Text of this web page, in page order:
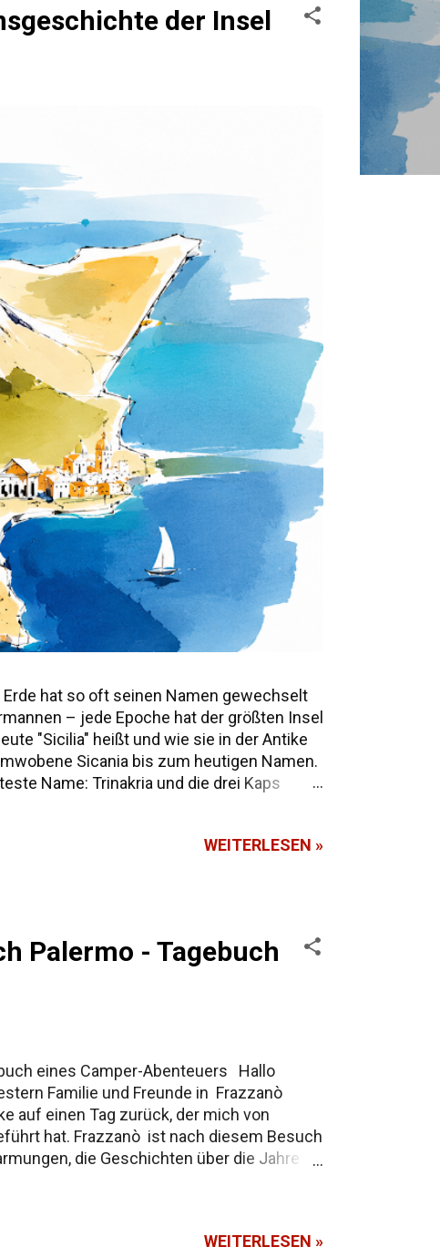
der Insel
hat so oft seinen Namen gewechselt
– jede Epoche hat der größten Insel
"Sicilia" heißt und wie sie in der Antike
Sicania bis zum heutigen Namen.
Name: Trinakria und die drei Kaps
WEITERLESEN »
Palermo - Tagebuch
eines Camper-Abenteuers Hallo
Familie und Freunde in Frazzanò
auf einen Tag zurück, der mich von
hat. Frazzanò ist nach diesem Besuch
die Geschichten über die Jahre
nehmen. Mein treuer Camper und
WEITERLESEN »